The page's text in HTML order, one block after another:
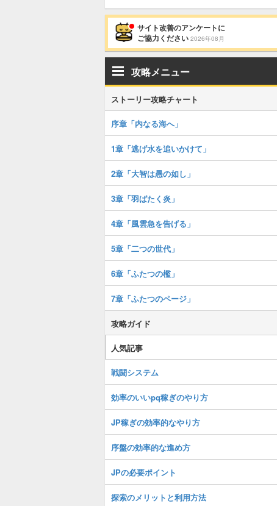
サイト改善のアンケートに
ご協力ください 2026年08月
攻略メニュー
ストーリー攻略チャート
序章「内なる海へ」
1章「逃げ水を追いかけて」
2章「大智は愚の如し」
3章「羽ばたく炎」
4章「風雲急を告げる」
5章「二つの世代」
6章「ふたつの檻」
7章「ふたつのページ」
攻略ガイド
人気記事
戦闘システム
効率のいいpq稼ぎのやり方
JP稼ぎの効率的なやり方
序盤の効率的な進め方
JPの必要ポイント
探索のメリットと利用方法